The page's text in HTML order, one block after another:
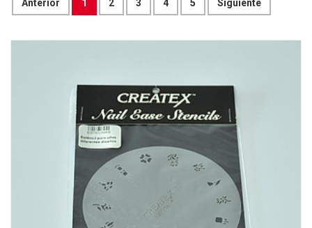
Anterior 1 2 3 4 5 Siguiente